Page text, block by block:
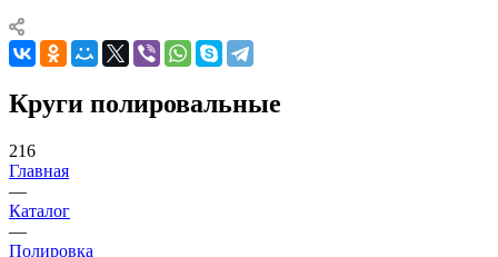
Круги полировальные
216
Главная
—
Каталог
—
Полировка